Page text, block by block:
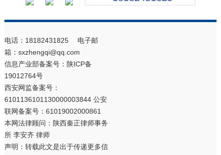
电话：18182431825 电子邮
箱：sxzhengqi@qq.com
信息产业部备案号： 陕ICP备
19012764号
西安网监备案号：
6101136101130000003844 公安
联网备案号：61019002000861
本网法律顾问：陕西秦正律师事务
所 李安齐 律师
声明：转载此文是出于传递更多信